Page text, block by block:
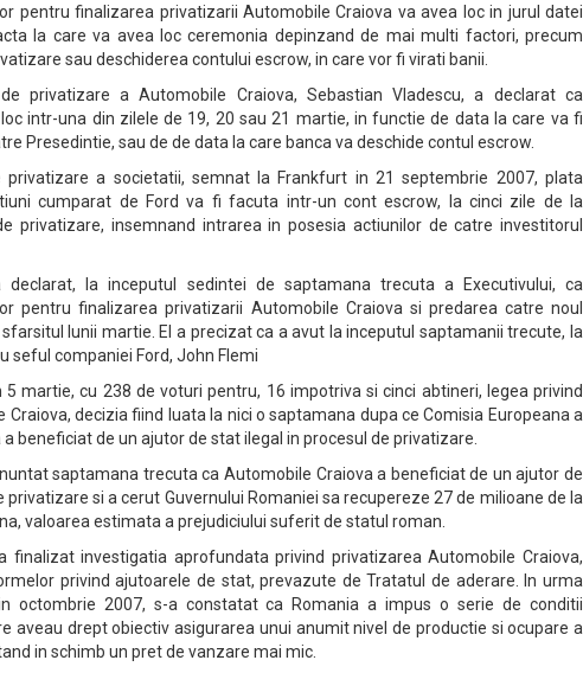
pentru finalizarea privatizarii Automobile Craiova va avea loc in jurul datei
la care va avea loc ceremonia depinzand de mai multi factori, precum
sau deschiderea contului escrow, in care vor fi virati banii.
privatizare a Automobile Craiova, Sebastian Vladescu, a declarat ca
intr-una din zilele de 19, 20 sau 21 martie, in functie de data la care va fi
Presedintie, sau de de data la care banca va deschide contul escrow.
privatizare a societatii, semnat la Frankfurt in 21 septembrie 2007, plata
cumparat de Ford va fi facuta intr-un cont escrow, la cinci zile de la
privatizare, insemnand intrarea in posesia actiunilor de catre investitorul
declarat, la inceputul sedintei de saptamana trecuta a Executivului, ca
pentru finalizarea privatizarii Automobile Craiova si predarea catre noul
lunii martie. El a precizat ca a avut la inceputul saptamanii trecute, la
seful companiei Ford, John Flemi
5 martie, cu 238 de voturi pentru, 16 impotriva si cinci abtineri, legea privind
decizia fiind luata la nici o saptamana dupa ce Comisia Europeana a
beneficiat de un ajutor de stat ilegal in procesul de privatizare.
saptamana trecuta ca Automobile Craiova a beneficiat de un ajutor de
privatizare si a cerut Guvernului Romaniei sa recupereze 27 de milioane de la
valoarea estimata a prejudiciului suferit de statul roman.
finalizat investigatia aprofundata privind privatizarea Automobile Craiova,
privind ajutoarele de stat, prevazute de Tratatul de aderare. In urma
octombrie 2007, s-a constatat ca Romania a impus o serie de conditii
aveau drept obiectiv asigurarea unui anumit nivel de productie si ocupare a
in schimb un pret de vanzare mai mic.